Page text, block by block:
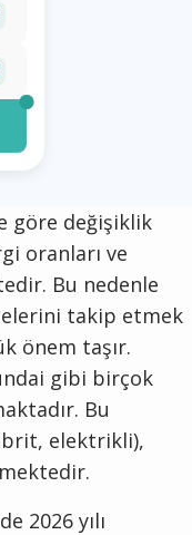
göre değişiklik
oranları ve
Bu nedenle
takip etmek
önem taşır.
gibi birçok
Bu
elektrikli),
2026 yılı